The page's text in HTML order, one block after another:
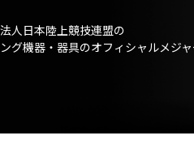
人日本陸上競技連盟の
グ機器・器具のオフィシャルメジ